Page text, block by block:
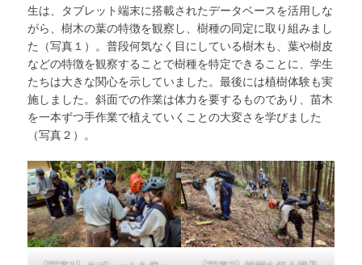
生は、タブレット端末に搭載されたデータベースを活用しな
がら、樹木の葉の特徴を観察し、樹種の同定に取り組みまし
た（写真１）。普段何気なく目にしている樹木も、葉や樹皮
などの特徴を観察することで樹種を特定できることに、学生
たちは大きな関心を示していました。最後には植樹体験も実
施しました。斜面での作業は体力を要するものであり、苗木
を一本ずつ手作業で植えていくことの大変さを学びました
（写真２）。